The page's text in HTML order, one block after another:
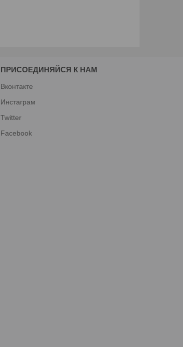
ПРИСОЕДИНЯЙСЯ К НАМ
Вконтакте
Инстаграм
Twitter
Facebook